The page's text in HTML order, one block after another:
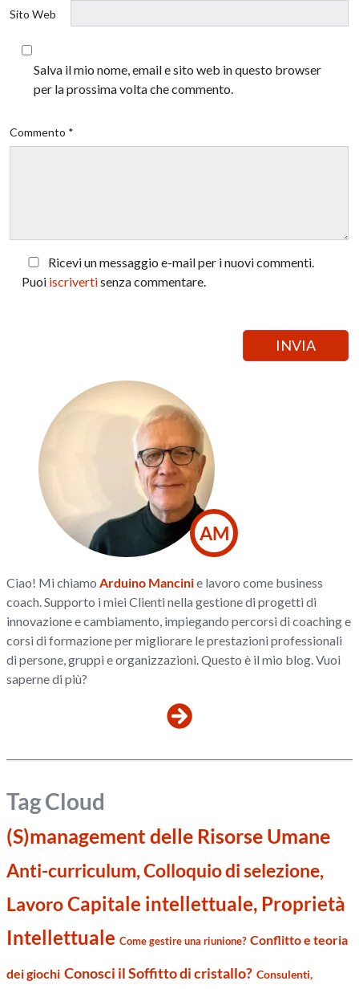
Sito Web
Salva il mio nome, email e sito web in questo browser
per la prossima volta che commento.
Commento *
Ricevi un messaggio e-mail per i nuovi commenti.
Puoi iscrivertisenza commentare.
AM
Ciao! Mi chiamo Arduino Mancinie lavoro come business
coach. Supporto i miei Clienti nella gestione di progetti di
innovazione e cambiamento, impiegando percorsi di coaching e
corsi di formazione per migliorare le prestazioni professionali
di persone, gruppi e organizzazioni. Questo è il mio blog. Vuoi
saperne di più?
Tag Cloud
(S)management delle Risorse Umane
Anti-curriculum, Colloquio di selezione,
LavoroCapitale intellettuale, Proprietà
Intellettuale Come gestire una riunione? Conflitto e teoria
dei giochi Conosci il Soffitto di cristallo? Consulenti,